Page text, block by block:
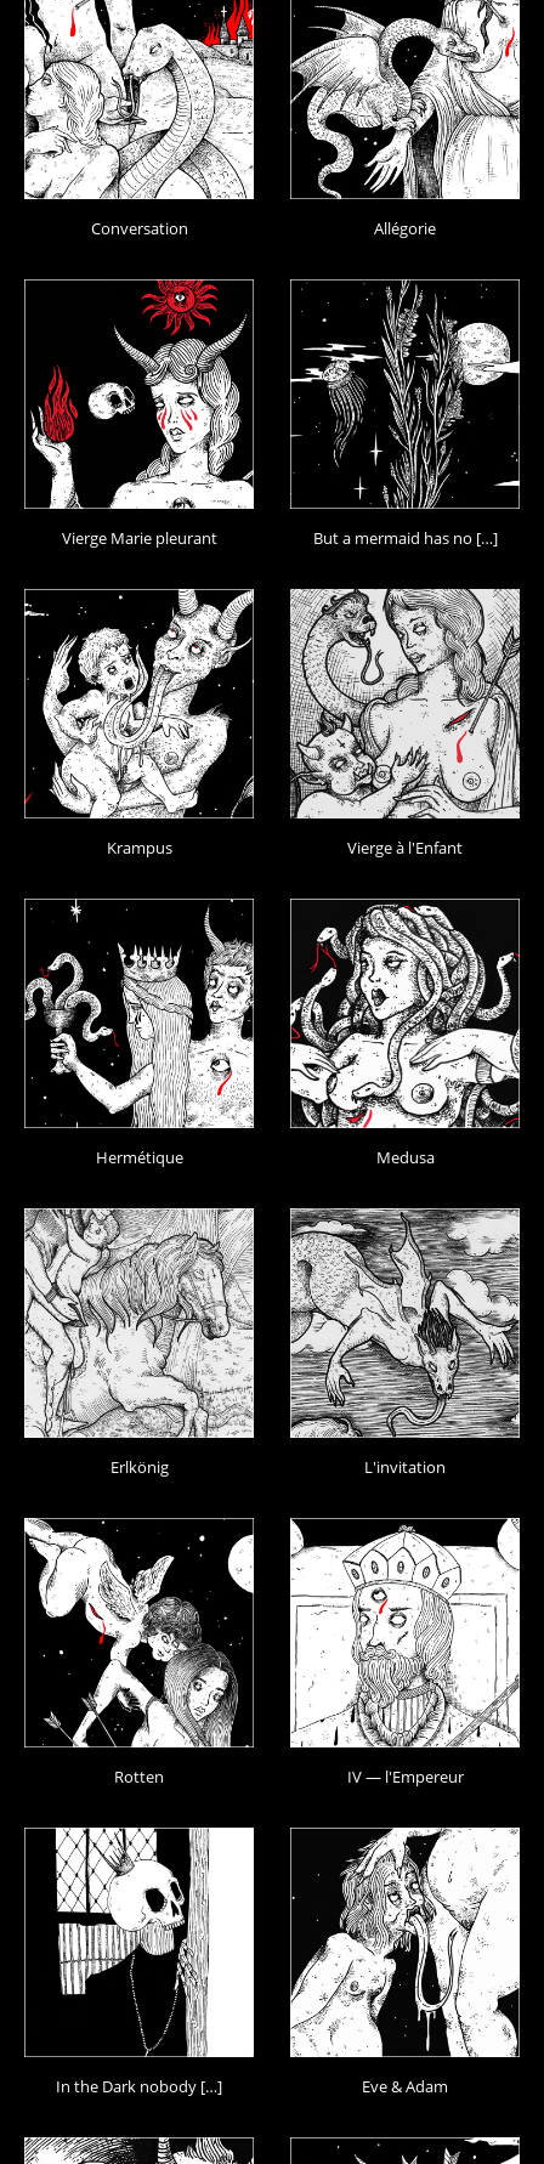
Conversation Allégorie
Vierge Marie pleurant But a mermaid has no […]
Krampus Vierge à l'Enfant
Hermétique Medusa
Erlkönig L'invitation
Rotten IV — l'Empereur
In the Dark nobody […] Eve & Adam